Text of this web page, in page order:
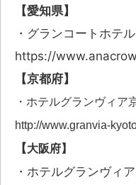
【愛知県】
・グランコートホテ
https://
【京都府】
・ホテルグランヴィ
http://www.granvia-
【大阪府】
・ホテルグランヴィ